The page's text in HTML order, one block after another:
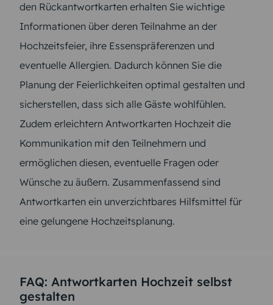
den Rückantwortkarten erhalten Sie wichtige
Informationen über deren Teilnahme an der
Hochzeitsfeier, ihre Essenspräferenzen und
eventuelle Allergien. Dadurch können Sie die
Planung der Feierlichkeiten optimal gestalten und
sicherstellen, dass sich alle Gäste wohlfühlen.
Zudem erleichtern Antwortkarten Hochzeit die
Kommunikation mit den Teilnehmern und
ermöglichen diesen, eventuelle Fragen oder
Wünsche zu äußern. Zusammenfassend sind
Antwortkarten ein unverzichtbares Hilfsmittel für
eine gelungene Hochzeitsplanung.
FAQ: Antwortkarten Hochzeit selbst
gestalten